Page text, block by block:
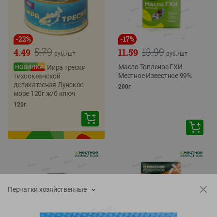
-22%
5.79
4.49 руб./шт
Икра трески
тихоокеанской
деликатесная Лунское
море 120г ж/б ключ
120г
-17%
13.99
11.59 руб./шт
Масло Топленое ГХИ
Местное Известное 99%
200г
Перчатки хозяйственные